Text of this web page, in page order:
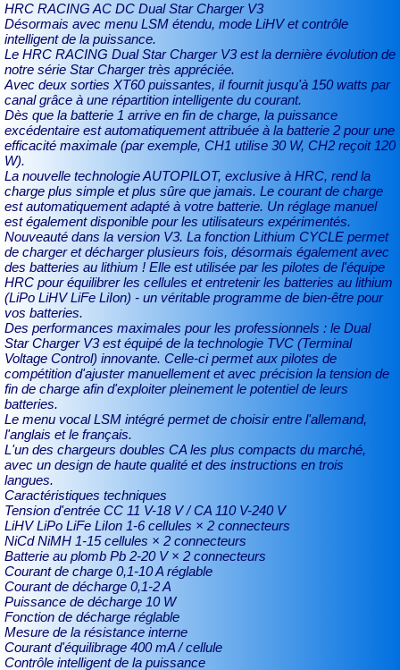
HRC RACING AC DC Dual Star Charger V3
Désormais avec menu LSM étendu, mode LiHV et contrôle
intelligent de la puissance.
Le HRC RACING Dual Star Charger V3 est la dernière évolution de
notre série Star Charger très appréciée.
Avec deux sorties XT60 puissantes, il fournit jusqu'à 150 watts par
canal grâce à une répartition intelligente du courant.
Dès que la batterie 1 arrive en fin de charge, la puissance
excédentaire est automatiquement attribuée à la batterie 2 pour une
efficacité maximale (par exemple, CH1 utilise 30 W, CH2 reçoit 120
W).
La nouvelle technologie AUTOPILOT, exclusive à HRC, rend la
charge plus simple et plus sûre que jamais. Le courant de charge
est automatiquement adapté à votre batterie. Un réglage manuel
est également disponible pour les utilisateurs expérimentés.
Nouveauté dans la version V3. La fonction Lithium CYCLE permet
de charger et décharger plusieurs fois, désormais également avec
des batteries au lithium ! Elle est utilisée par les pilotes de l'équipe
HRC pour équilibrer les cellules et entretenir les batteries au lithium
(LiPo LiHV LiFe LiIon) - un véritable programme de bien-être pour
vos batteries.
Des performances maximales pour les professionnels : le Dual
Star Charger V3 est équipé de la technologie TVC (Terminal
Voltage Control) innovante. Celle-ci permet aux pilotes de
compétition d'ajuster manuellement et avec précision la tension de
fin de charge afin d'exploiter pleinement le potentiel de leurs
batteries.
Le menu vocal LSM intégré permet de choisir entre l'allemand,
l'anglais et le français.
L'un des chargeurs doubles CA les plus compacts du marché,
avec un design de haute qualité et des instructions en trois
langues.
Caractéristiques techniques
Tension d'entrée CC 11 V-18 V / CA 110 V-240 V
LiHV LiPo LiFe LiIon 1-6 cellules × 2 connecteurs
NiCd NiMH 1-15 cellules × 2 connecteurs
Batterie au plomb Pb 2-20 V × 2 connecteurs
Courant de charge 0,1-10 A réglable
Courant de décharge 0,1-2 A
Puissance de décharge 10 W
Fonction de décharge réglable
Mesure de la résistance interne
Courant d'équilibrage 400 mA / cellule
Contrôle intelligent de la puissance